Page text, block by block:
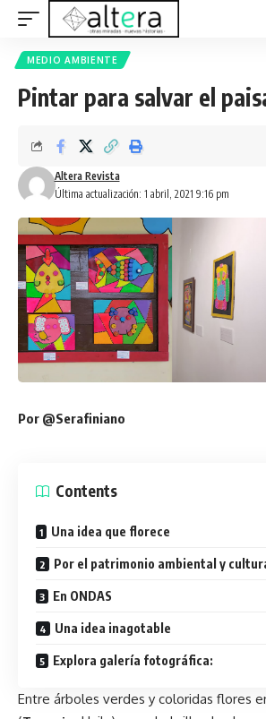
MEDIO AMBIENTE
Pintar para salvar el
Última actualización: 1 abril, 2021 9:16 pm
Altera Revista
Por @Serafiniano
Contents
Una idea que florece
Por el patrimonio ambiental y
En ONDAS
Una idea inagotable
Explora galería fotográfica:
Entre árboles verdes y coloridas flores